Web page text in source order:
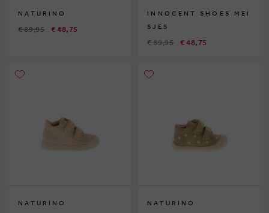
NATURINO
€ 89,95 € 48,75
INNOCENT SHOES MEI
SJES
€ 89,95 € 48,75
NATURINO NATURINO